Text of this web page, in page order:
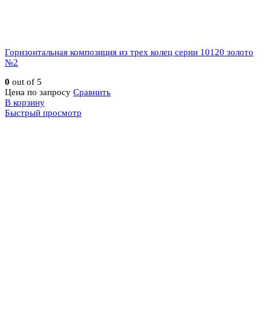
Горизонтальная композиция из трех колец серии 10120 золото
№2
0 out of 5
Цена по запросу Сравнить
В корзину
Быстрый просмотр